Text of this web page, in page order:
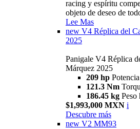
racing y espíritu
objeto de deseo de
Lee Mas
new V4 Réplica del
2025
Panigale V4 Réplica
Márquez 2025
209 hp Potencia
121.3 Nm
186.45 kg Peso
$1,993,000 MXN i
Descubre más
new V2 MM93